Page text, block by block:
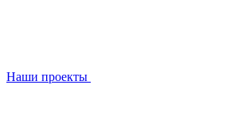
Наши проекты